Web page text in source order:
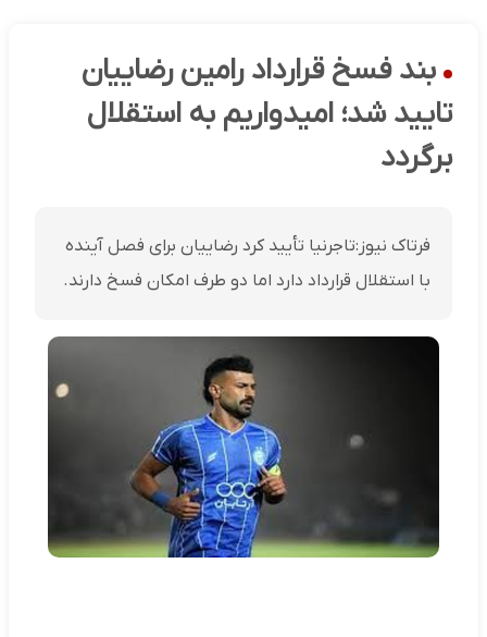
بند فسخ قرارداد رامین رضاییان
تایید شد؛ امیدواریم به استقلال
برگردد
فرتاک نیوز:تاجرنیا تأیید کرد رضاییان برای فصل آینده
با استقلال قرارداد دارد اما دو طرف امکان فسخ دارند.